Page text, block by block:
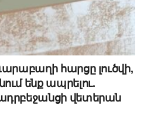
հարցը լուծվի,
ենք ապրելու.
վետերան